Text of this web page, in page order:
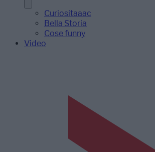
Curiositaaac
Bella Storia
Cose funny
Video